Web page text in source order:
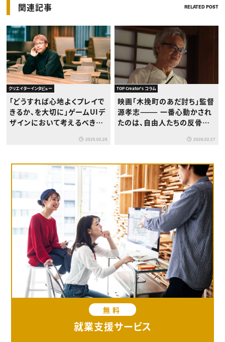
関連記事 RELATED POST
クリエイターインタビュー
「どうすれば心地よくプレイで
きるか、を大切に」ゲームUIデ
ザインにおいて考えるべきこ
ととは？カプコンUIデザイン
室長・植田雅生氏インタビュ
2025.02.28
TOP Creator's コラム
映画「木挽町のあだ討ち」監督
源孝志——— 一番心動かされ
たのは、自由人たちの反骨精
2026.02.27
無料
就業支援サービス